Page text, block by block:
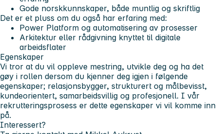
Gode norskkunnskaper, både muntlig og skriftlig
Det er et pluss om du også har erfaring med:
Power Platform og automatisering av prosesser
Arkitektur eller rådgivning knyttet til digitale
arbeidsflater
Egenskaper
Vi tror at du vil oppleve mestring, utvikle deg og ha det
gøy i rollen dersom du kjenner deg igjen i følgende
egenskaper; relasjonsbygger, strukturert og målbevisst,
kundeorientert, samarbeidsvillig og profesjonell. I vår
rekrutteringsprosess er dette egenskaper vi vil komme inn
på.
Interessert?